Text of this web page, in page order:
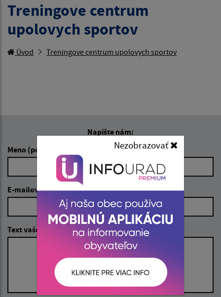
Treningove centrum
upolovych sportov
Úvod Treningove centrum upolovych sportov
Napíšte nám:
Meno (povinné)
E-mailová adresa (povinné)
Text vašej správy (povinné)
Nezobrazovať